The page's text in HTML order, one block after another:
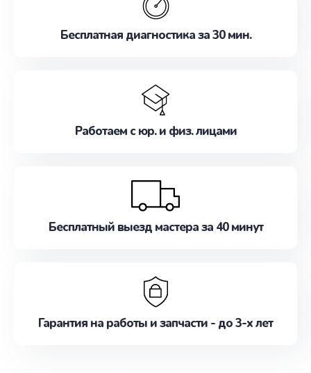
Бесплатная диагностика за 30 мин.
Работаем с юр. и физ. лицами
Бесплатный выезд мастера за 40 минут
Гарантия на работы и запчасти - до 3-х лет